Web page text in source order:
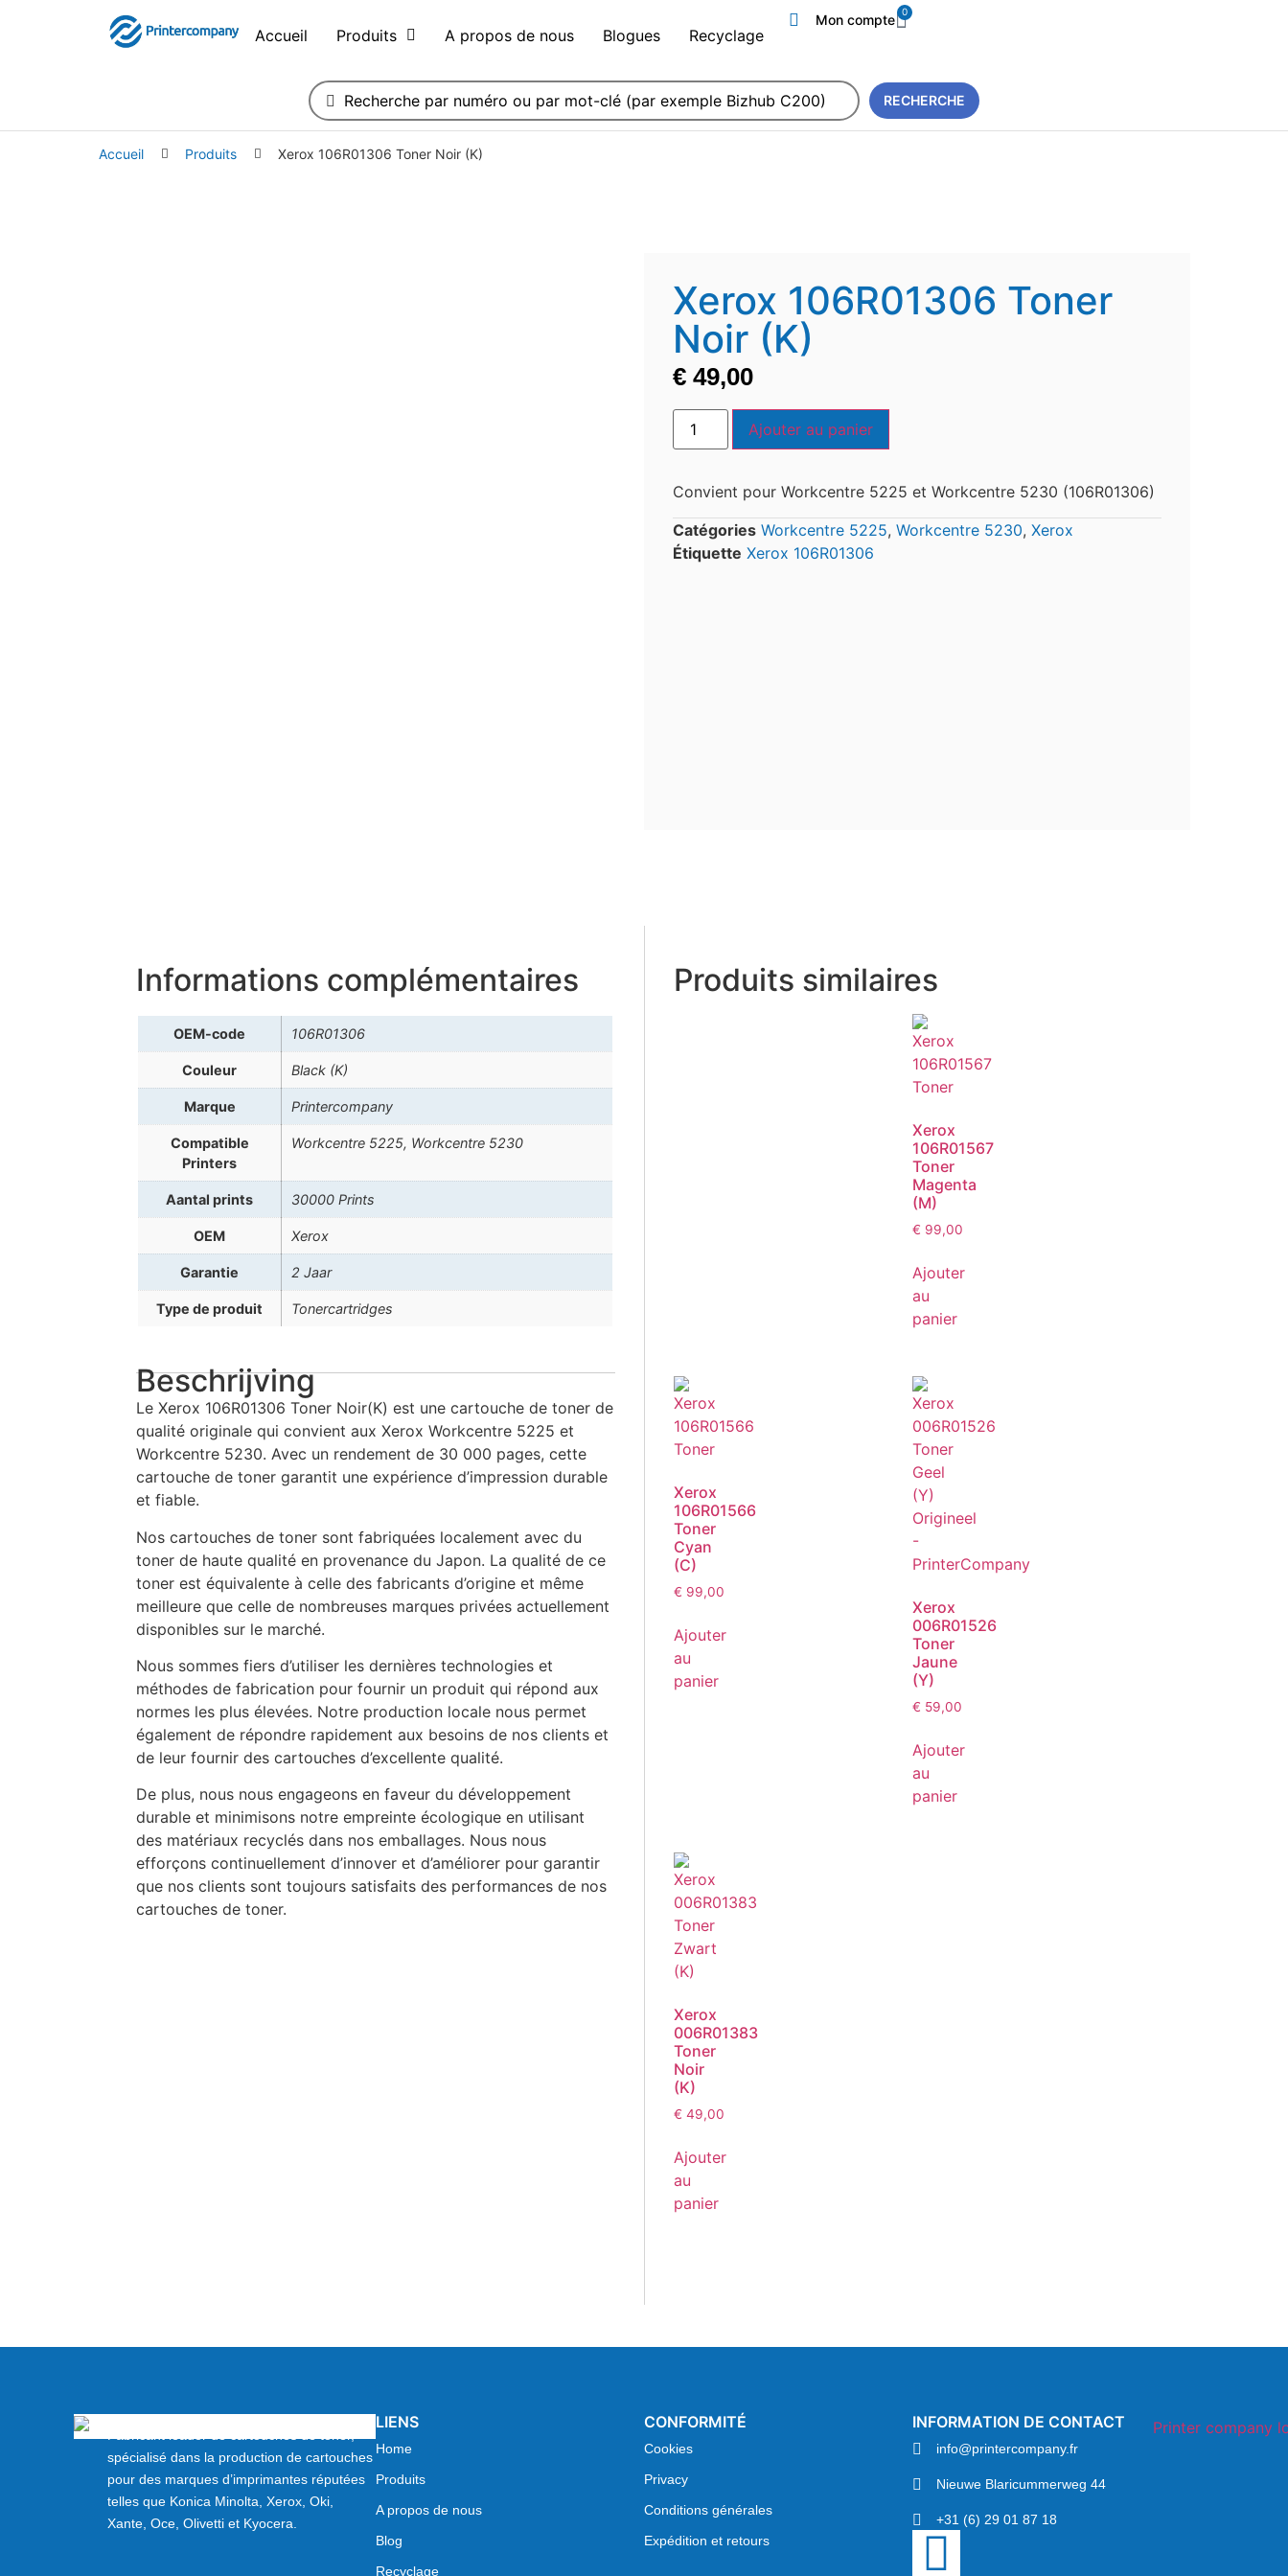
Accueil Produits A propos de nous Blogues Recyclage
Mon compte 0
RECHERCHE
Accueil Produits Xerox 106R01306 Toner Noir (K)
Xerox 106R01306 Toner
Noir (K)
€ 49,00
Ajouter au panier
Convient pour Workcentre 5225 et Workcentre 5230 (106R01306)
Catégories Workcentre 5225, Workcentre 5230, Xerox
Étiquette Xerox 106R01306
Informations complémentaires
OEM-code 106R01306
Couleur Black (K)
Marque Printercompany
Compatible
Printers
Workcentre 5225, Workcentre 5230
Aantal prints 30000 Prints
OEM Xerox
Garantie 2 Jaar
Type de produit Tonercartridges
Beschrijving
Le Xerox 106R01306 Toner Noir(K) est une cartouche de toner de
qualité originale qui convient aux Xerox Workcentre 5225 et
Workcentre 5230. Avec un rendement de 30 000 pages, cette
cartouche de toner garantit une expérience d’impression durable
et fiable.
Nos cartouches de toner sont fabriquées localement avec du
toner de haute qualité en provenance du Japon. La qualité de ce
toner est équivalente à celle des fabricants d’origine et même
meilleure que celle de nombreuses marques privées actuellement
disponibles sur le marché.
Nous sommes fiers d’utiliser les dernières technologies et
méthodes de fabrication pour fournir un produit qui répond aux
normes les plus élevées. Notre production locale nous permet
également de répondre rapidement aux besoins de nos clients et
de leur fournir des cartouches d’excellente qualité.
De plus, nous nous engageons en faveur du développement
durable et minimisons notre empreinte écologique en utilisant
des matériaux recyclés dans nos emballages. Nous nous
efforçons continuellement d’innover et d’améliorer pour garantir
que nos clients sont toujours satisfaits des performances de nos
cartouches de toner.
Produits similaires
Xerox
106R01567
Toner
Magenta
(M)
€ 99,00
Ajouter
au
panier
Xerox
106R01566
Toner
Cyan
(C)
€ 99,00
Ajouter
au
panier
Xerox
006R01526
Toner
Jaune
(Y)
€ 59,00
Ajouter
au
panier
Xerox
006R01383
Toner
Noir
(K)
€ 49,00
Ajouter
au
panier
spécialisé dans la production de cartouches
pour des marques d’imprimantes réputées
telles que Konica Minolta, Xerox, Oki,
Xante, Oce, Olivetti et Kyocera.
LIENS
Home
Produits
A propos de nous
Blog
Recyclage
CONFORMITÉ
Cookies
Privacy
Conditions générales
Expédition et retours
INFORMATION DE CONTACT
info@printercompany.fr
Nieuwe Blaricummerweg 44
+31 (6) 29 01 87 18